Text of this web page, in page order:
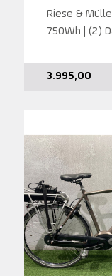
MATT
Riese &
750Wh | (2)
3.995,00